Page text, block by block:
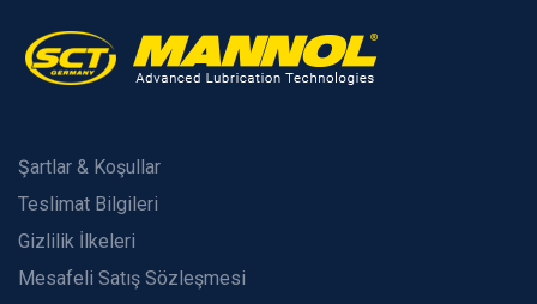
Şartlar & Koşullar
Teslimat Bilgileri
Gizlilik İlkeleri
Mesafeli Satış Sözleşmesi